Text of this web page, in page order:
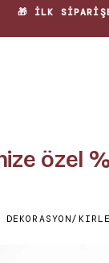
🎁 İLK
özel
DEKORASYON/